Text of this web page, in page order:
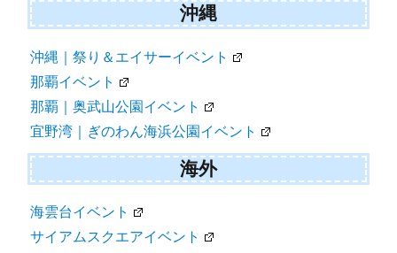
沖縄
沖縄｜祭り＆エイサーイベント
那覇イベント
那覇｜奥武山公園イベント
宜野湾｜ぎのわん海浜公園イベント
海外
海雲台イベント
サイアムスクエアイベント